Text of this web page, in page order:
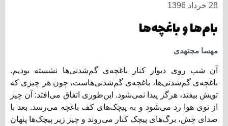
28 خرداد 1396
بام‌ها و باغچه‌ها
مهسا مجتهدی
آن شب روی دیوار کنار باغچه‌ی گم‌شدنی‌ها نشسته بودیم.
باغچه‌ی گم‌شدنی‌ها، باغچه‌ی گم‌شدنی‌هاست، چون هر چیزی که
تویش بیفتد، هرگز پیدا نمی‌شود. این‌طوری اتفاق می‌افتد: آن چیز
از توی هوا رد می‌شود و به پیچک‌های کف باغچه می‌رسد. بعد با
صدای خِش، برگ‌های پیچک کنار می‌روند و چیز زیر پیچک‌ها پنهان